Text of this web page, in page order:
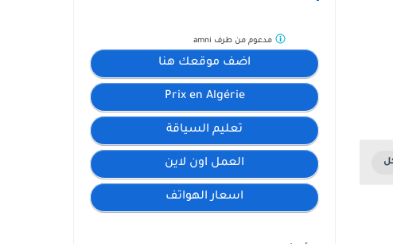
اضف موقعك هنا
Prix en Algérie
تعليم السياقة
العمل اون لاين
اسعار الهواتف
مدعوم من طرف amni